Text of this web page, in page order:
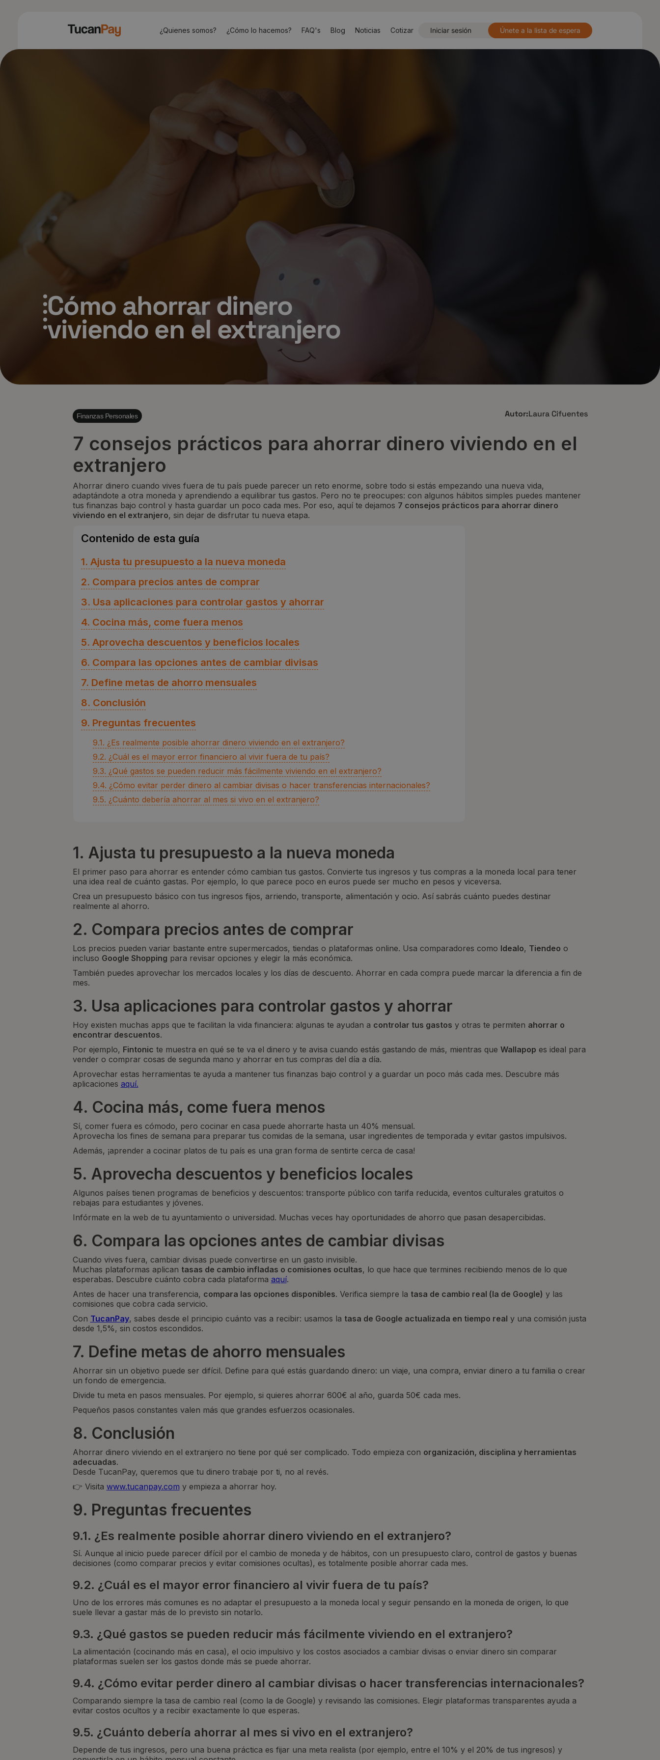
¿Quienes somos? ¿Cómo lo hacemos? FAQ's Blog Noticias Cotizar Iniciar sesión Únete a la lista de espera
Cómo ahorrar dinero
viviendo en el extranjero
Finanzas Personales Autor:Laura Cifuentes
7 consejos prácticos para ahorrar dinero viviendo en el
extranjero
Ahorrar dinero cuando vives fuera de tu país puede parecer un reto enorme, sobre todo si estás empezando una nueva vida,
adaptándote a otra moneda y aprendiendo a equilibrar tus gastos. Pero no te preocupes: con algunos hábitos simples puedes mantener
tus finanzas bajo control y hasta guardar un poco cada mes. Por eso, aquí te dejamos 7 consejos prácticos para ahorrar dinero
viviendo en el extranjero, sin dejar de disfrutar tu nueva etapa.
Contenido de esta guía
1. Ajusta tu presupuesto a la nueva moneda
2. Compara precios antes de comprar
3. Usa aplicaciones para controlar gastos y ahorrar
4. Cocina más, come fuera menos
5. Aprovecha descuentos y beneficios locales
6. Compara las opciones antes de cambiar divisas
7. Define metas de ahorro mensuales
8. Conclusión
9. Preguntas frecuentes
9.1. ¿Es realmente posible ahorrar dinero viviendo en el extranjero?
9.2. ¿Cuál es el mayor error financiero al vivir fuera de tu país?
9.3. ¿Qué gastos se pueden reducir más fácilmente viviendo en el extranjero?
9.4. ¿Cómo evitar perder dinero al cambiar divisas o hacer transferencias internacionales?
9.5. ¿Cuánto debería ahorrar al mes si vivo en el extranjero?
1. Ajusta tu presupuesto a la nueva moneda
El primer paso para ahorrar es entender cómo cambian tus gastos. Convierte tus ingresos y tus compras a la moneda local para tener
una idea real de cuánto gastas. Por ejemplo, lo que parece poco en euros puede ser mucho en pesos y viceversa.
Crea un presupuesto básico con tus ingresos fijos, arriendo, transporte, alimentación y ocio. Así sabrás cuánto puedes destinar
realmente al ahorro.
2. Compara precios antes de comprar
Los precios pueden variar bastante entre supermercados, tiendas o plataformas online. Usa comparadores como Idealo, Tiendeo o
incluso Google Shopping para revisar opciones y elegir la más económica.
También puedes aprovechar los mercados locales y los días de descuento. Ahorrar en cada compra puede marcar la diferencia a fin de
mes.
3. Usa aplicaciones para controlar gastos y ahorrar
Hoy existen muchas apps que te facilitan la vida financiera: algunas te ayudan a controlar tus gastos y otras te permiten ahorrar o
encontrar descuentos.
Por ejemplo, Fintonic te muestra en qué se te va el dinero y te avisa cuando estás gastando de más, mientras que Wallapop es ideal para
vender o comprar cosas de segunda mano y ahorrar en tus compras del día a día.
Aprovechar estas herramientas te ayuda a mantener tus finanzas bajo control y a guardar un poco más cada mes. Descubre más
aplicaciones aquí.
4. Cocina más, come fuera menos
Sí, comer fuera es cómodo, pero cocinar en casa puede ahorrarte hasta un 40% mensual.
Aprovecha los fines de semana para preparar tus comidas de la semana, usar ingredientes de temporada y evitar gastos impulsivos.
Además, ¡aprender a cocinar platos de tu país es una gran forma de sentirte cerca de casa!
5. Aprovecha descuentos y beneficios locales
Algunos países tienen programas de beneficios y descuentos: transporte público con tarifa reducida, eventos culturales gratuitos o
rebajas para estudiantes y jóvenes.
Infórmate en la web de tu ayuntamiento o universidad. Muchas veces hay oportunidades de ahorro que pasan desapercibidas.
6. Compara las opciones antes de cambiar divisas
Cuando vives fuera, cambiar divisas puede convertirse en un gasto invisible.
Muchas plataformas aplican tasas de cambio infladas o comisiones ocultas, lo que hace que termines recibiendo menos de lo que
esperabas. Descubre cuánto cobra cada plataforma aquí.
Antes de hacer una transferencia, compara las opciones disponibles. Verifica siempre la tasa de cambio real (la de Google) y las
comisiones que cobra cada servicio.
Con TucanPay, sabes desde el principio cuánto vas a recibir: usamos la tasa de Google actualizada en tiempo real y una comisión justa
desde 1,5%, sin costos escondidos.
7. Define metas de ahorro mensuales
Ahorrar sin un objetivo puede ser difícil. Define para qué estás guardando dinero: un viaje, una compra, enviar dinero a tu familia o crear
un fondo de emergencia.
Divide tu meta en pasos mensuales. Por ejemplo, si quieres ahorrar 600€ al año, guarda 50€ cada mes.
Pequeños pasos constantes valen más que grandes esfuerzos ocasionales.
8. Conclusión
Ahorrar dinero viviendo en el extranjero no tiene por qué ser complicado. Todo empieza con organización, disciplina y herramientas
adecuadas.
Desde TucanPay, queremos que tu dinero trabaje por ti, no al revés.
👉 Visita www.tucanpay.com y empieza a ahorrar hoy.
9. Preguntas frecuentes
9.1. ¿Es realmente posible ahorrar dinero viviendo en el extranjero?
Sí. Aunque al inicio puede parecer difícil por el cambio de moneda y de hábitos, con un presupuesto claro, control de gastos y buenas
decisiones (como comparar precios y evitar comisiones ocultas), es totalmente posible ahorrar cada mes.
9.2. ¿Cuál es el mayor error financiero al vivir fuera de tu país?
Uno de los errores más comunes es no adaptar el presupuesto a la moneda local y seguir pensando en la moneda de origen, lo que
suele llevar a gastar más de lo previsto sin notarlo.
9.3. ¿Qué gastos se pueden reducir más fácilmente viviendo en el extranjero?
La alimentación (cocinando más en casa), el ocio impulsivo y los costos asociados a cambiar divisas o enviar dinero sin comparar
plataformas suelen ser los gastos donde más se puede ahorrar.
9.4. ¿Cómo evitar perder dinero al cambiar divisas o hacer transferencias internacionales?
Comparando siempre la tasa de cambio real (como la de Google) y revisando las comisiones. Elegir plataformas transparentes ayuda a
evitar costos ocultos y a recibir exactamente lo que esperas.
9.5. ¿Cuánto debería ahorrar al mes si vivo en el extranjero?
Depende de tus ingresos, pero una buena práctica es fijar una meta realista (por ejemplo, entre el 10% y el 20% de tus ingresos) y